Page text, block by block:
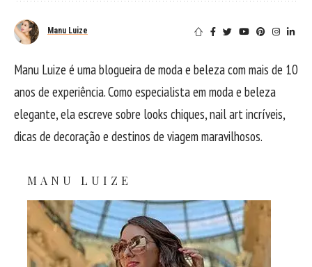
Manu Luize
Manu Luize é uma blogueira de moda e beleza com mais de 10
anos de experiência. Como especialista em moda e beleza
elegante, ela escreve sobre looks chiques, nail art incríveis,
dicas de decoração e destinos de viagem maravilhosos.
MANU LUIZE